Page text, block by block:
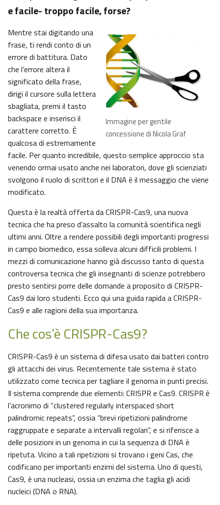
e facile- troppo facile, forse?
Immagine per gentile
concessione di Nicola Graf
Mentre stai digitando una
frase, ti rendi conto di un
errore di battitura. Dato
che l’errore altera il
significato della frase,
dirigi il cursore sulla lettera
sbagliata, premi il tasto
backspace e inserisci il
carattere corretto. È
qualcosa di estremamente
facile. Per quanto incredibile, questo semplice approccio sta
venendo ormai usato anche nei laboratori, dove gli scienziati
svolgono il ruolo di scrittori e il DNA è il messaggio che viene
modificato.
Questa è la realtà offerta da CRISPR-Cas9, una nuova
tecnica che ha preso d’assalto la comunità scientifica negli
ultimi anni. Oltre a rendere possibili degli importanti progressi
in campo biomedico, essa solleva alcuni difficili problemi. I
mezzi di comunicazione hanno già discusso tanto di questa
controversa tecnica che gli insegnanti di scienze potrebbero
presto sentirsi porre delle domande a proposito di CRISPR-
Cas9 dai loro studenti. Ecco qui una guida rapida a CRISPR-
Cas9 e alle ragioni della sua importanza.
Che cos’è CRISPR-Cas9?
CRISPR-Cas9 è un sistema di difesa usato dai batteri contro
gli attacchi dei virus. Recentemente tale sistema è stato
utilizzato come tecnica per tagliare il genoma in punti precisi.
Il sistema comprende due elementi: CRISPR e Cas9. CRISPR è
l’acronimo di “clustered regularly interspaced short
palindromic repeats”, ossia “brevi ripetizioni palindrome
raggruppate e separate a intervalli regolari”, e si riferisce a
delle posizioni in un genoma in cui la sequenza di DNA è
ripetuta. Vicino a tali ripetizioni si trovano i geni Cas, che
codificano per importanti enzimi del sistema. Uno di questi,
Cas9, è una nucleasi, ossia un enzima che taglia gli acidi
nucleici (DNA o RNA).